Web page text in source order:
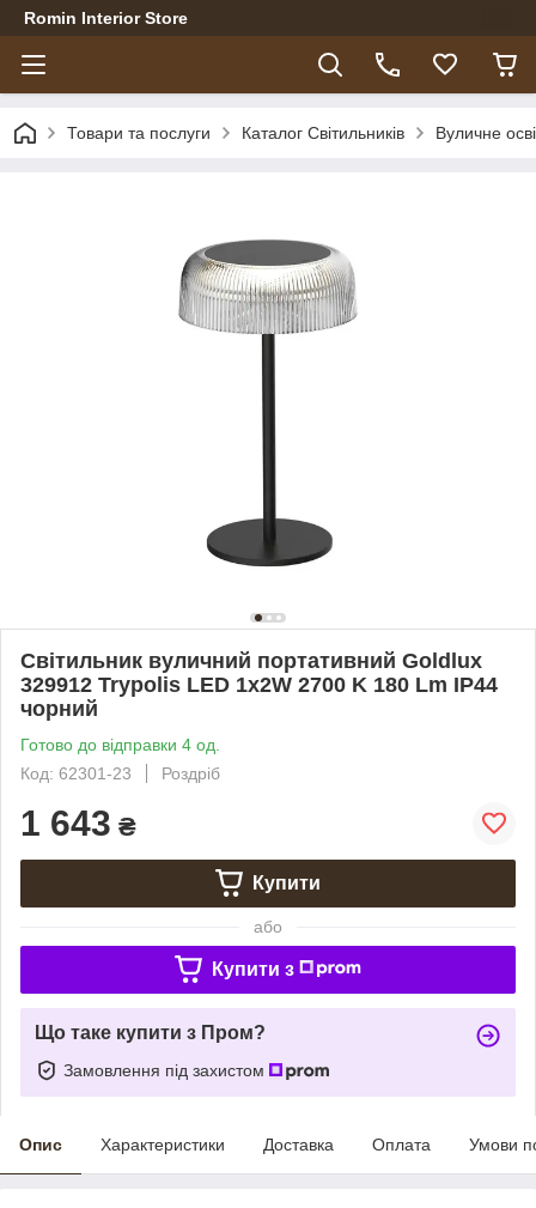
Romin Interior Store
Товари та послуги Каталог Світильників Вуличне
Світильник вуличний портативний Goldlux
329912 Trypolis LED 1x2W 2700 K 180 Lm IP44
чорний
Готово до відправки 4 од.
Код: 62301-23
Роздріб
1 643 ₴
Купити
або
Купити з
Що таке купити з Пром?
Замовлення під захистом
Опис Характеристики Доставка Оплата Умови